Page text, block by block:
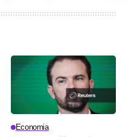
Economia